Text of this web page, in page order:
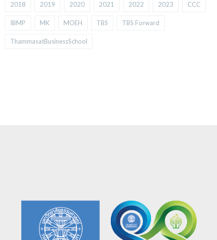
2018 2019 2020 2021 2022 2023 CCC
IBMP MK MOEH TBS TBS Forward
ThammasatBusinessSchool